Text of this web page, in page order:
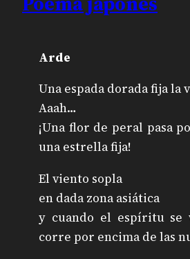
Arde
Una espada dorada fija la
Aaah…
¡Una flor de peral pasa
una estrella fija!
El viento sopla
en dada zona asiática
y cuando el espíritu se
corre por encima de las